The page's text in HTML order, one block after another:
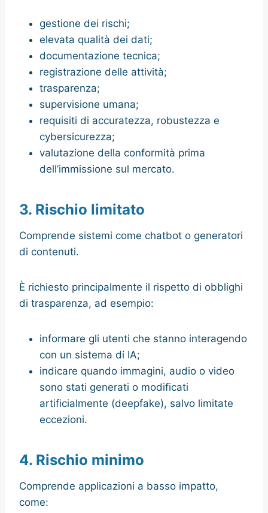
gestione dei rischi;
elevata qualità dei dati;
documentazione tecnica;
registrazione delle attività;
trasparenza;
supervisione umana;
requisiti di accuratezza, robustezza e
cybersicurezza;
valutazione della conformità prima
dell’immissione sul mercato.
3. Rischio limitato
Comprende sistemi come chatbot o generatori
di contenuti.
È richiesto principalmente il rispetto di obblighi
di trasparenza, ad esempio:
informare gli utenti che stanno interagendo
con un sistema di IA;
indicare quando immagini, audio o video
sono stati generati o modificati
artificialmente (deepfake), salvo limitate
eccezioni.
4. Rischio minimo
Comprende applicazioni a basso impatto,
come: